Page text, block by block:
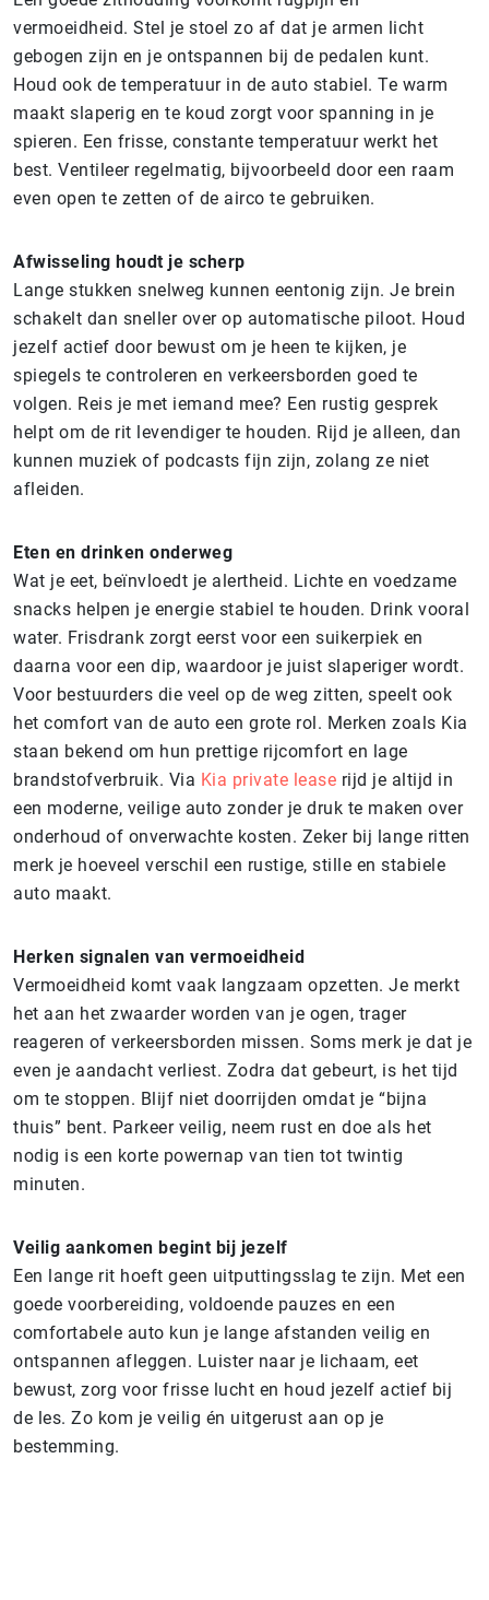
vermoeidheid. Stel je stoel zo af dat je armen licht
gebogen zijn en je ontspannen bij de pedalen kunt.
Houd ook de temperatuur in de auto stabiel. Te warm
maakt slaperig en te koud zorgt voor spanning in je
spieren. Een frisse, constante temperatuur werkt het
best. Ventileer regelmatig, bijvoorbeeld door een raam
even open te zetten of de airco te gebruiken.
Afwisseling houdt je scherp
Lange stukken snelweg kunnen eentonig zijn. Je brein
schakelt dan sneller over op automatische piloot. Houd
jezelf actief door bewust om je heen te kijken, je
spiegels te controleren en verkeersborden goed te
volgen. Reis je met iemand mee? Een rustig gesprek
helpt om de rit levendiger te houden. Rijd je alleen, dan
kunnen muziek of podcasts fijn zijn, zolang ze niet
afleiden.
Eten en drinken onderweg
Wat je eet, beïnvloedt je alertheid. Lichte en voedzame
snacks helpen je energie stabiel te houden. Drink vooral
water. Frisdrank zorgt eerst voor een suikerpiek en
daarna voor een dip, waardoor je juist slaperiger wordt.
Voor bestuurders die veel op de weg zitten, speelt ook
het comfort van de auto een grote rol. Merken zoals Kia
staan bekend om hun prettige rijcomfort en lage
brandstofverbruik. Via Kia private lease rijd je altijd in
een moderne, veilige auto zonder je druk te maken over
onderhoud of onverwachte kosten. Zeker bij lange ritten
merk je hoeveel verschil een rustige, stille en stabiele
auto maakt.
Herken signalen van vermoeidheid
Vermoeidheid komt vaak langzaam opzetten. Je merkt
het aan het zwaarder worden van je ogen, trager
reageren of verkeersborden missen. Soms merk je dat je
even je aandacht verliest. Zodra dat gebeurt, is het tijd
om te stoppen. Blijf niet doorrijden omdat je “bijna
thuis” bent. Parkeer veilig, neem rust en doe als het
nodig is een korte powernap van tien tot twintig
minuten.
Veilig aankomen begint bij jezelf
Een lange rit hoeft geen uitputtingsslag te zijn. Met een
goede voorbereiding, voldoende pauzes en een
comfortabele auto kun je lange afstanden veilig en
ontspannen afleggen. Luister naar je lichaam, eet
bewust, zorg voor frisse lucht en houd jezelf actief bij
de les. Zo kom je veilig én uitgerust aan op je
bestemming.